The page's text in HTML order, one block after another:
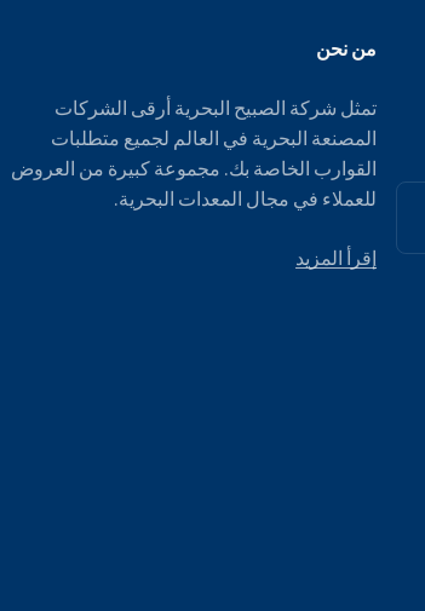
من نحن
تمثل شركة الصبيح البحرية أرقى الشركات
المصنعة البحرية في العالم لجميع متطلبات
القوارب الخاصة بك. مجموعة كبيرة من العروض
للعملاء في مجال المعدات البحرية.
إقرأ المزيد